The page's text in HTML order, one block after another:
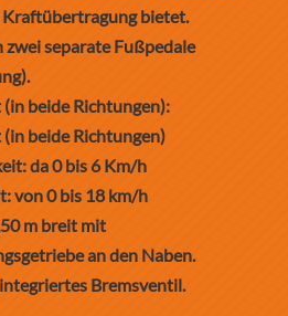
bietet.
separate Fußpedale
beide Richtungen):
beide Richtungen)
da 0 bis 6 Km/h
von 0 bis 18 km/h
m breit mit
an den Naben.
Bremsventil.